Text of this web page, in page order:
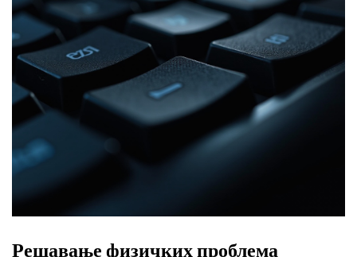
Решавање физичких проблема